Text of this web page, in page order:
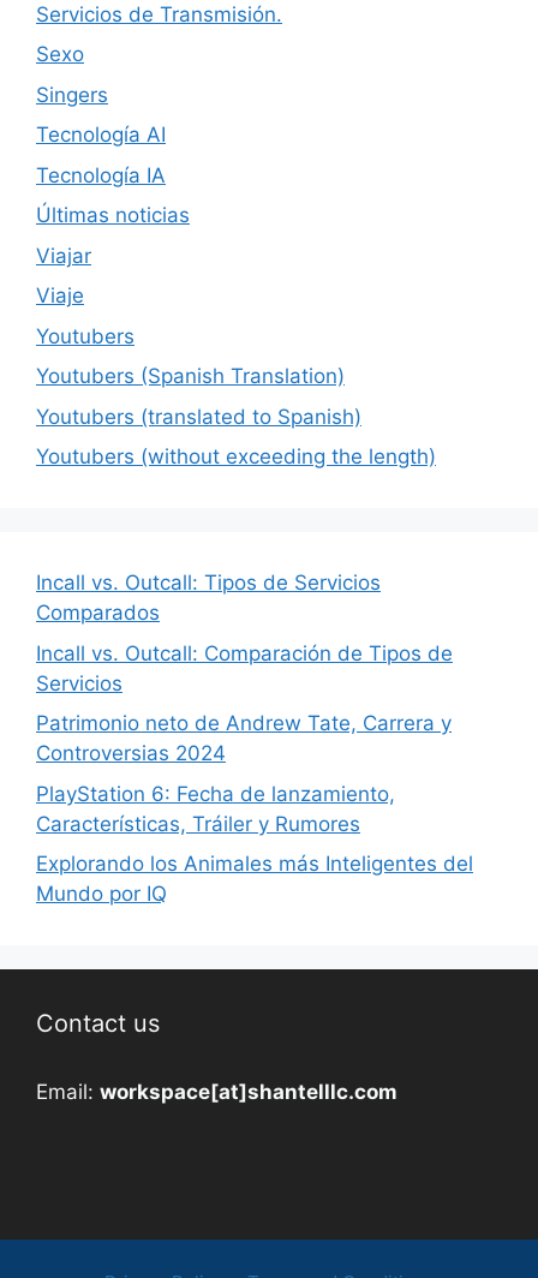
Servicios de Transmisión.
Sexo
Singers
Tecnología AI
Tecnología IA
Últimas noticias
Viajar
Viaje
Youtubers
Youtubers (Spanish Translation)
Youtubers (translated to Spanish)
Youtubers (without exceeding the length)
Incall vs. Outcall: Tipos de Servicios
Comparados
Incall vs. Outcall: Comparación de Tipos de
Servicios
Patrimonio neto de Andrew Tate, Carrera y
Controversias 2024
PlayStation 6: Fecha de lanzamiento,
Características, Tráiler y Rumores
Explorando los Animales más Inteligentes del
Mundo por IQ
Contact us
Email: workspace[at]shantelllc.com